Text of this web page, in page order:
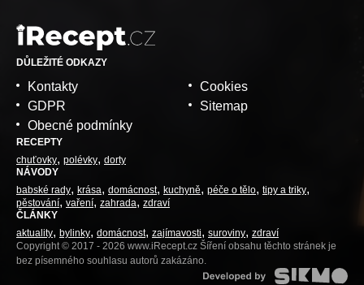
DŮLEŽITÉ ODKAZY
Kontakty
GDPR
Obecné podmínky
Cookies
Sitemap
RECEPTY
chuťovky polévky dorty
NÁVODY
babské rady krása domácnost kuchyně péče o tělo tipy a triky
pěstování vaření zahrada
zdraví
ČLÁNKY
aktuality bylinky domácnost zajímavosti suroviny zdraví
Copyright © 2017 - 2026 www.iRecept.cz Šíření obsahu těchto stránek je
bez písemného souhlasu autorů zakázáno.